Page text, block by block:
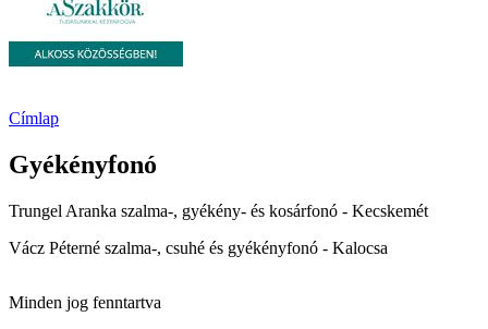
Címlap
Gyékényfonó
Trungel Aranka szalma-, gyékény- és kosárfonó - Kecskemét
Vácz Péterné szalma-, csuhé és gyékényfonó - Kalocsa
Minden jog fenntartva